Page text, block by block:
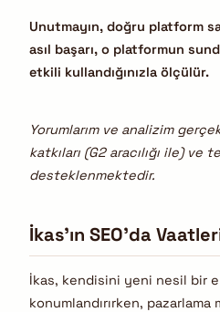
Unutmayın, doğru platform
asıl başarı, o platformun
etkili kullandığınızla ölçülür.
Yorumlarım ve analizim
katkıları (G2 aracılığı ile) ve
desteklenmektedir.
İkas’ın SEO’da
İkas, kendisini yeni nesil bir
konumlandırırken,